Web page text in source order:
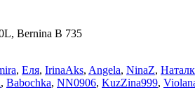
Bernina B 735
, Еля, IrinaAks, Angela, NinaZ,
, Babochka, NN0906, KuzZina999,